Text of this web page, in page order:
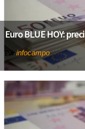
Euro BLUE HOY:
Por infocampo